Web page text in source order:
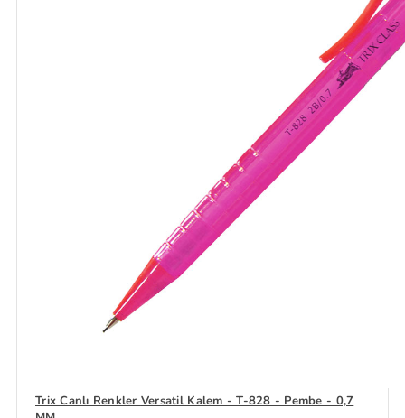
Trix Canlı Renkler Versatil Kalem - T-828 - Pembe - 0,7